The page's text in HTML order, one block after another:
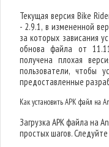
Текущая версия Bike
- 2.9.1, в измененной
за которых зависания
обнова файла от
получена плохая
пользователи, чтобы
предоставленные
Как установить APK файл на
Загрузка APK файла на
простых шагов.